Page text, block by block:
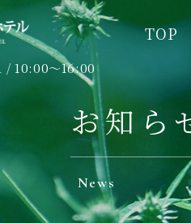
/ 10:00～16:00
TOP
TOP
お知ら
News